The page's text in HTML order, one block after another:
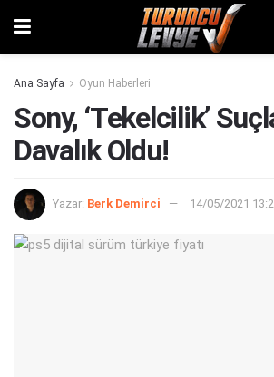
Ana Sayfa Oyun Haberleri
Sony, ‘Tekelcilik’
Davalık Oldu!
Yazar: Berk Demirci 14/05/2021